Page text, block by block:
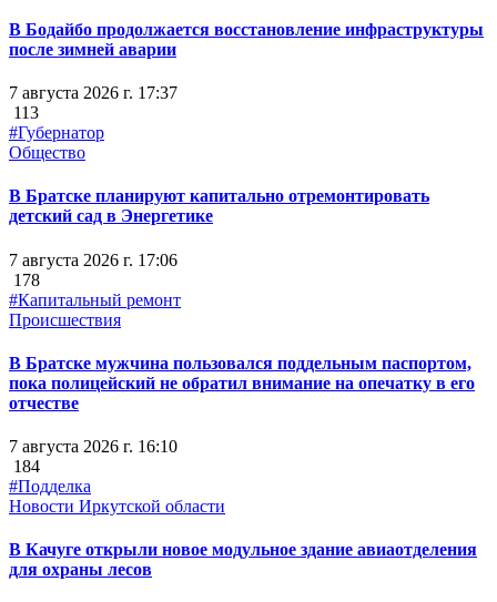
В Бодайбо продолжается восстановление инфраструктуры
после зимней аварии
7 августа 2026 г. 17:37
113
#Губернатор
Общество
В Братске планируют капитально отремонтировать
детский сад в Энергетике
7 августа 2026 г. 17:06
178
#Капитальный ремонт
Происшествия
В Братске мужчина пользовался поддельным паспортом,
пока полицейский не обратил внимание на опечатку в его
отчестве
7 августа 2026 г. 16:10
184
#Подделка
Новости Иркутской области
В Качуге открыли новое модульное здание авиаотделения
для охраны лесов